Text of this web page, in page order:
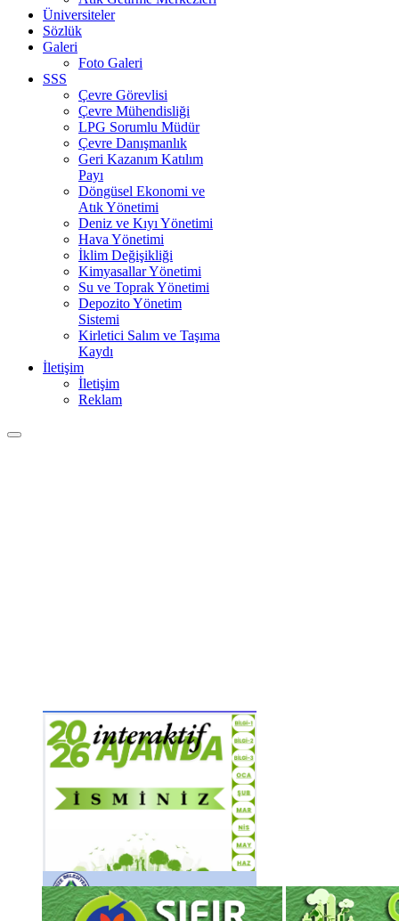
Üniversiteler
Sözlük
Galeri
Foto Galeri
SSS
Çevre Görevlisi
Çevre Mühendisliği
LPG Sorumlu Müdür
Çevre Danışmanlık
Geri Kazanım Katılım
Payı
Döngüsel Ekonomi ve
Atık Yönetimi
Deniz ve Kıyı Yönetimi
Hava Yönetimi
İklim Değişikliği
Kimyasallar Yönetimi
Su ve Toprak Yönetimi
Depozito Yönetim
Sistemi
Kirletici Salım ve Taşıma
Kaydı
İletişim
İletişim
Reklam